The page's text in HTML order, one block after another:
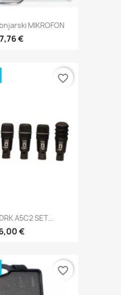
MIKROFON
€
A5C2 SET...
€
favorite_border
favorite_border